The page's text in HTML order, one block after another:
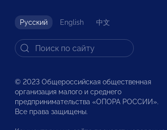
Русский English 中文
© 2023 Общероссийская общественная
организация малого и среднего
предпринимательства «ОПОРА РОССИИ».
Все права защищены.